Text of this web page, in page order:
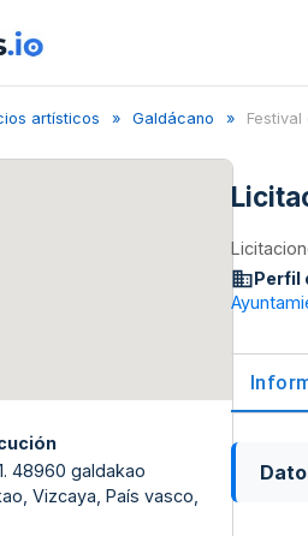
artísticos Galdácano Festival
48960 galdakao
Vizcaya, País vasco,
Perfil